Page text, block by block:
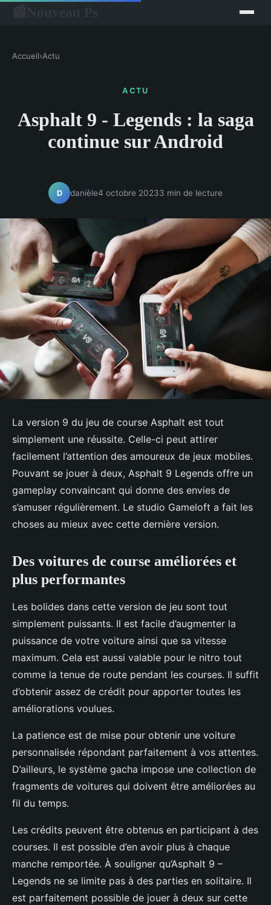
Accueil›Actu
ACTU
Asphalt 9 - Legends : la saga
continue sur Android
D danièle4 octobre 20233 min de lecture
La version 9 du jeu de course Asphalt est tout
simplement une réussite. Celle-ci peut attirer
facilement l’attention des amoureux de jeux mobiles.
Pouvant se jouer à deux, Asphalt 9 Legends offre un
gameplay convaincant qui donne des envies de
s’amuser régulièrement. Le studio Gameloft a fait les
choses au mieux avec cette dernière version.
Des voitures de course améliorées et
plus performantes
Les bolides dans cette version de jeu sont tout
simplement puissants. Il est facile d’augmenter la
puissance de votre voiture ainsi que sa vitesse
maximum. Cela est aussi valable pour le nitro tout
comme la tenue de route pendant les courses. Il suffit
d’obtenir assez de crédit pour apporter toutes les
améliorations voulues.
La patience est de mise pour obtenir une voiture
personnalisée répondant parfaitement à vos attentes.
D’ailleurs, le système gacha impose une collection de
fragments de voitures qui doivent être améliorées au
fil du temps.
Les crédits peuvent être obtenus en participant à des
courses. Il est possible d’en avoir plus à chaque
manche remportée. À souligner qu’Asphalt 9 –
Legends ne se limite pas à des parties en solitaire. Il
est parfaitement possible de jouer à deux sur cette